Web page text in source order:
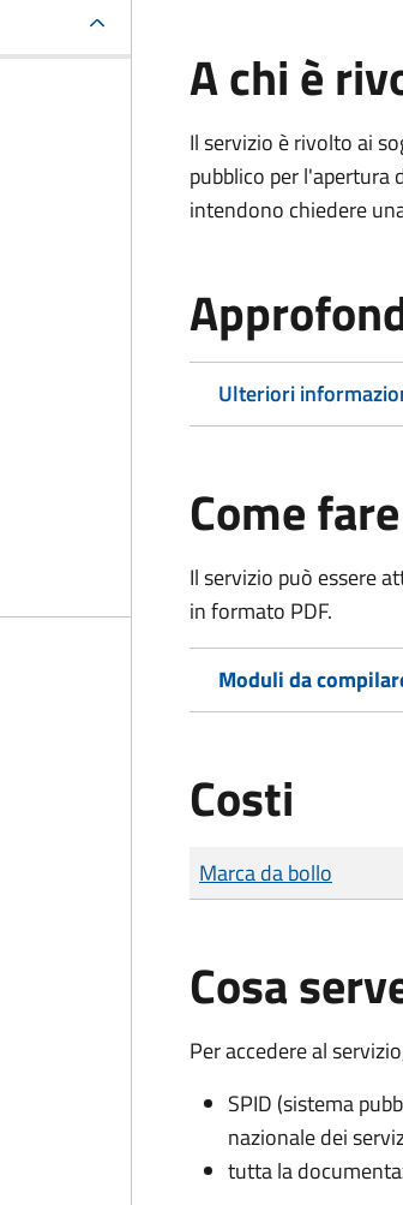
A chi è
Il servizio è rivolto ai
pubblico per l'apertura
intendono chiedere
Ulteriori
Come fare
Il servizio può essere
in formato PDF.
Moduli da
Costi
Tipo di pagamento
Importo
Marca da bollo
Cosa
Per accedere al
SPID (sistema
nazionale dei
tutta la